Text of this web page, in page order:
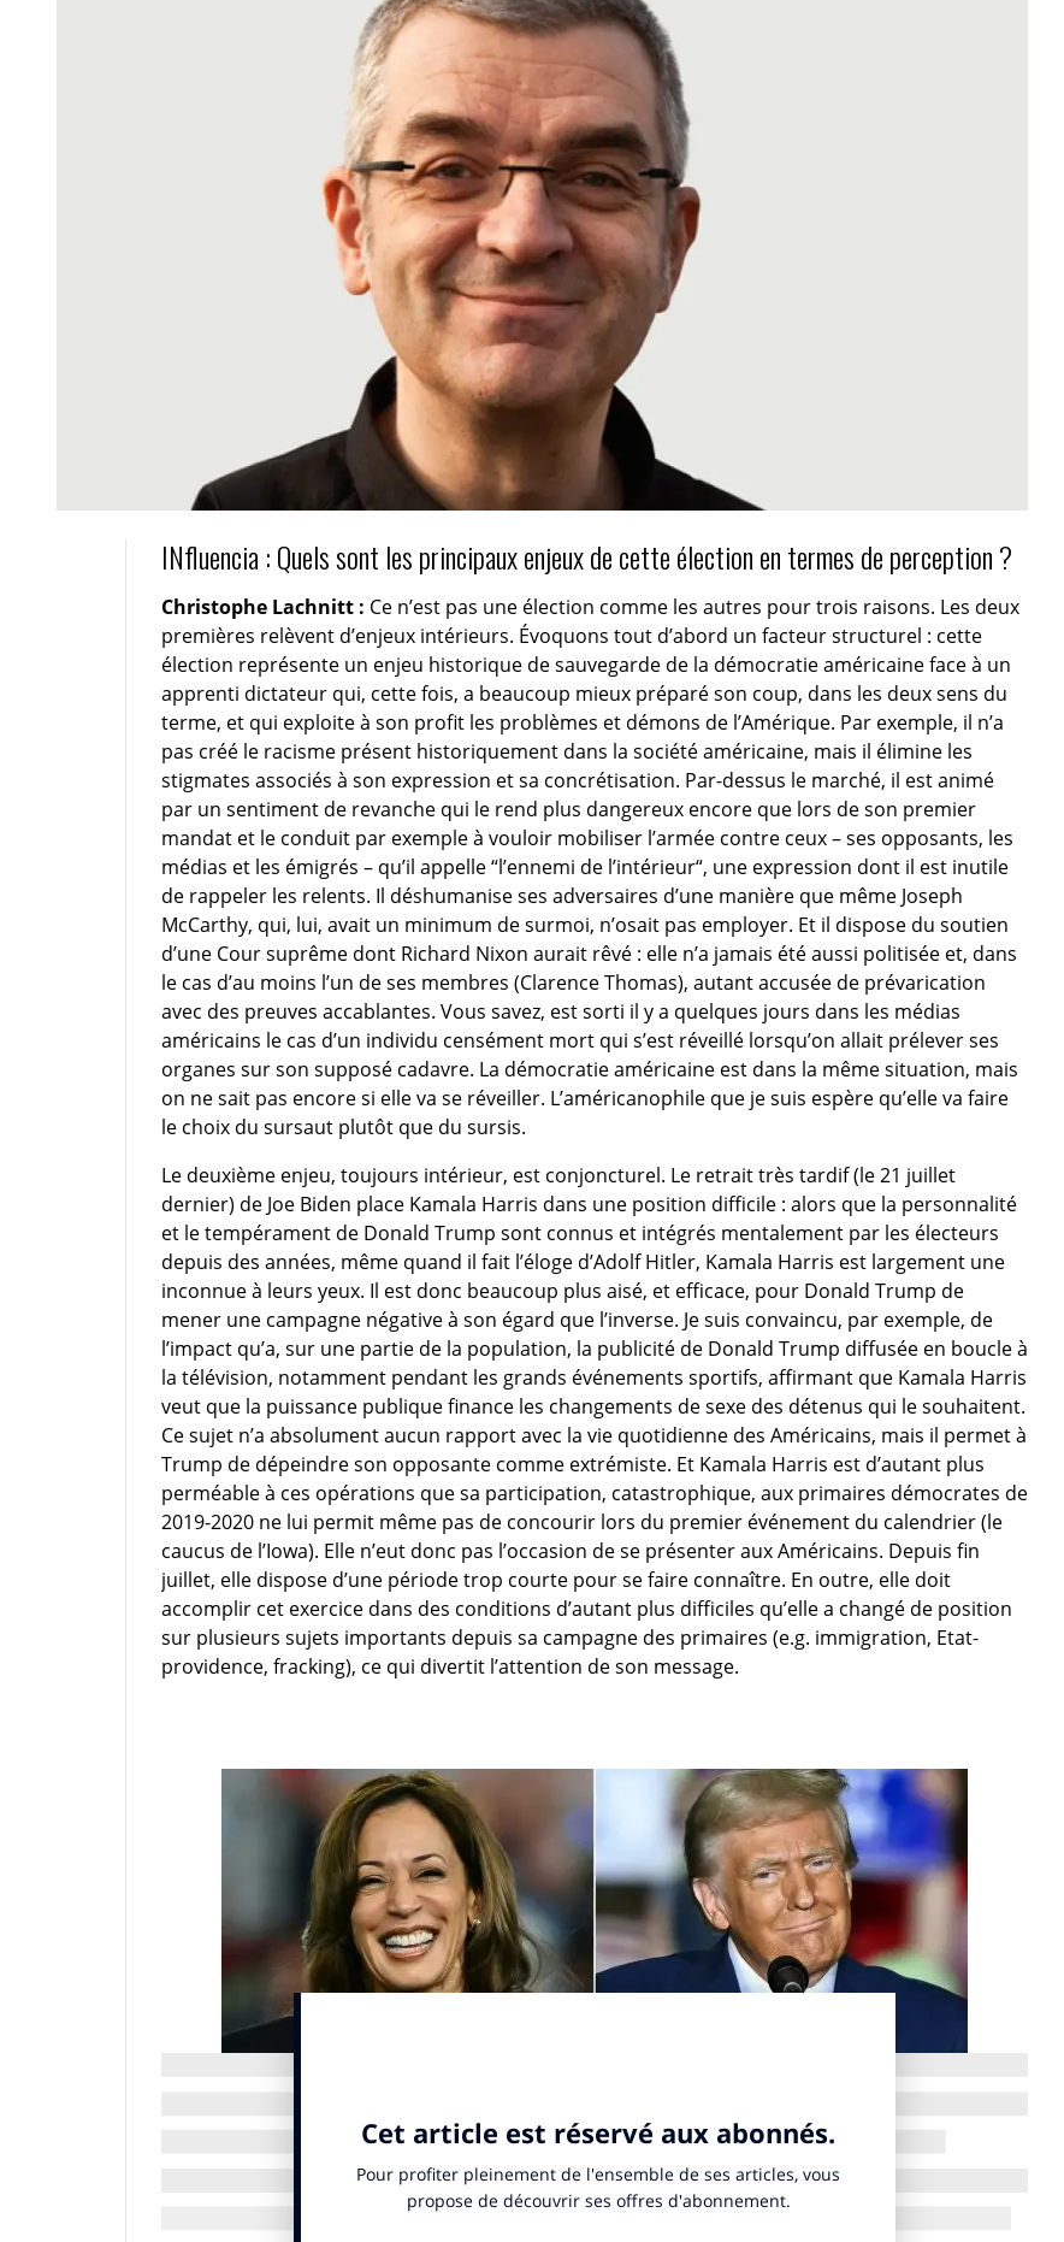
INfluencia : Quels sont les principaux enjeux de cette élection en termes de perception ?
Christophe Lachnitt : Ce n’est pas une élection comme les autres pour trois raisons. Les deux
premières relèvent d’enjeux intérieurs. Évoquons tout d’abord un facteur structurel : cette
élection représente un enjeu historique de sauvegarde de la démocratie américaine face à un
apprenti dictateur qui, cette fois, a beaucoup mieux préparé son coup, dans les deux sens du
terme, et qui exploite à son profit les problèmes et démons de l’Amérique. Par exemple, il n’a
pas créé le racisme présent historiquement dans la société américaine, mais il élimine les
stigmates associés à son expression et sa concrétisation. Par-dessus le marché, il est animé
par un sentiment de revanche qui le rend plus dangereux encore que lors de son premier
mandat et le conduit par exemple à vouloir mobiliser l’armée contre ceux – ses opposants, les
médias et les émigrés – qu’il appelle “l’ennemi de l’intérieur“, une expression dont il est inutile
de rappeler les relents. Il déshumanise ses adversaires d’une manière que même Joseph
McCarthy, qui, lui, avait un minimum de surmoi, n’osait pas employer. Et il dispose du soutien
d’une Cour suprême dont Richard Nixon aurait rêvé : elle n’a jamais été aussi politisée et, dans
le cas d’au moins l’un de ses membres (Clarence Thomas), autant accusée de prévarication
avec des preuves accablantes. Vous savez, est sorti il y a quelques jours dans les médias
américains le cas d’un individu censément mort qui s’est réveillé lorsqu’on allait prélever ses
organes sur son supposé cadavre. La démocratie américaine est dans la même situation, mais
on ne sait pas encore si elle va se réveiller. L’américanophile que je suis espère qu’elle va faire
le choix du sursaut plutôt que du sursis.
Le deuxième enjeu, toujours intérieur, est conjoncturel. Le retrait très tardif (le 21 juillet
dernier) de Joe Biden place Kamala Harris dans une position difficile : alors que la personnalité
et le tempérament de Donald Trump sont connus et intégrés mentalement par les électeurs
depuis des années, même quand il fait l’éloge d’Adolf Hitler, Kamala Harris est largement une
inconnue à leurs yeux. Il est donc beaucoup plus aisé, et efficace, pour Donald Trump de
mener une campagne négative à son égard que l’inverse. Je suis convaincu, par exemple, de
l’impact qu’a, sur une partie de la population, la publicité de Donald Trump diffusée en boucle à
la télévision, notamment pendant les grands événements sportifs, affirmant que Kamala Harris
veut que la puissance publique finance les changements de sexe des détenus qui le souhaitent.
Ce sujet n’a absolument aucun rapport avec la vie quotidienne des Américains, mais il permet à
Trump de dépeindre son opposante comme extrémiste. Et Kamala Harris est d’autant plus
perméable à ces opérations que sa participation, catastrophique, aux primaires démocrates de
2019-2020 ne lui permit même pas de concourir lors du premier événement du calendrier (le
caucus de l’Iowa). Elle n’eut donc pas l’occasion de se présenter aux Américains. Depuis fin
juillet, elle dispose d’une période trop courte pour se faire connaître. En outre, elle doit
accomplir cet exercice dans des conditions d’autant plus difficiles qu’elle a changé de position
sur plusieurs sujets importants depuis sa campagne des primaires (e.g. immigration, Etat-
providence, fracking), ce qui divertit l’attention de son message.